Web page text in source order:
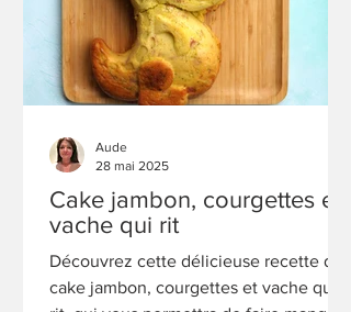
Cake jambon, courgettes et
vache qui rit
Découvrez cette délicieuse recette de
cake jambon, courgettes et vache qui
Aude
28 mai 2025